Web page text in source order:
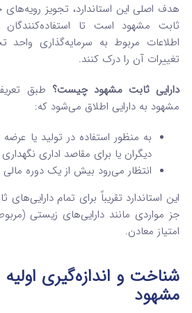
هدف اصلی این استاندارد، تجویز رویه‌های
ثابت مشهود است تا استفاده‌کنندگان
اطلاعات مربوط به سرمایه‌گذاری واحد
تغییرات آن را درک کنند.
دارایی ثابت مشهود چیست؟ طبق
مشهود به دارایی اطلاق می‌شود که:
به منظور استفاده در تولید یا عرضه
دیگران یا برای مقاصد اداری
انتظار می‌رود بیش از یک دوره مالی
این استاندارد تقریباً برای تمام دارایی‌های
امتیاز معادن.
شناخت و اندازه‌گیری
مشهود